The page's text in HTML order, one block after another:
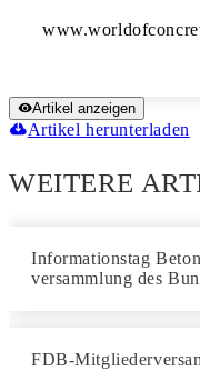
Artikel anzeigen
Artikel herunterladen
WEITERE
Informationstag
versammlung des
FDB-